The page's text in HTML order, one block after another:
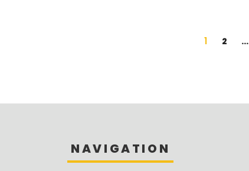
Seitennummerierung
Seite
1 Seite
2 …
NAVIGATION